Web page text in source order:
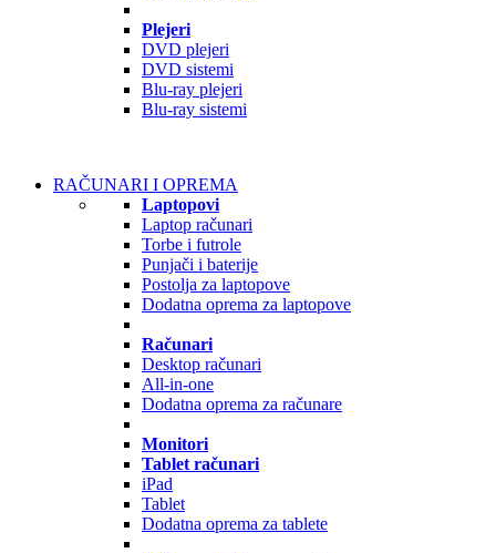
Plejeri
DVD plejeri
DVD sistemi
Blu-ray plejeri
Blu-ray sistemi
RAČUNARI I OPREMA
Laptopovi
Laptop računari
Torbe i futrole
Punjači i baterije
Postolja za laptopove
Dodatna oprema za laptopove
Računari
Desktop računari
All-in-one
Dodatna oprema za računare
Monitori
Tablet računari
iPad
Tablet
Dodatna oprema za tablete